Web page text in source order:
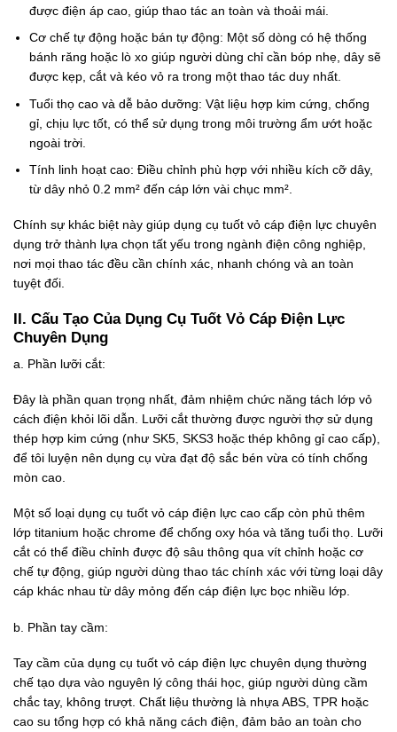
được điện áp cao, giúp thao tác an toàn và thoải mái.
Cơ chế tự động hoặc bán tự động: Một số dòng có hệ thống
bánh răng hoặc lò xo giúp người dùng chỉ cần bóp nhẹ, dây sẽ
được kẹp, cắt và kéo vỏ ra trong một thao tác duy nhất.
Tuổi thọ cao và dễ bảo dưỡng: Vật liệu hợp kim cứng, chống
gỉ, chịu lực tốt, có thể sử dụng trong môi trường ẩm ướt hoặc
ngoài trời.
Tính linh hoạt cao: Điều chỉnh phù hợp với nhiều kích cỡ dây,
từ dây nhỏ 0.2 mm² đến cáp lớn vài chục mm².
Chính sự khác biệt này giúp dụng cụ tuốt vỏ cáp điện lực chuyên
dụng trở thành lựa chọn tất yếu trong ngành điện công nghiệp,
nơi mọi thao tác đều cần chính xác, nhanh chóng và an toàn
tuyệt đối.
II. Cấu Tạo Của Dụng Cụ Tuốt Vỏ Cáp Điện Lực
Chuyên Dụng
a. Phần lưỡi cắt:
Đây là phần quan trọng nhất, đảm nhiệm chức năng tách lớp vỏ
cách điện khỏi lõi dẫn. Lưỡi cắt thường được người thợ sử dụng
thép hợp kim cứng (như SK5, SKS3 hoặc thép không gỉ cao cấp),
để tôi luyện nên dụng cụ vừa đạt độ sắc bén vừa có tính chống
mòn cao.
Một số loại dụng cụ tuốt vỏ cáp điện lực cao cấp còn phủ thêm
lớp titanium hoặc chrome để chống oxy hóa và tăng tuổi thọ. Lưỡi
cắt có thể điều chỉnh được độ sâu thông qua vít chỉnh hoặc cơ
chế tự động, giúp người dùng thao tác chính xác với từng loại dây
cáp khác nhau từ dây mỏng đến cáp điện lực bọc nhiều lớp.
b. Phần tay cầm:
Tay cầm của dụng cụ tuốt vỏ cáp điện lực chuyên dụng thường
chế tạo dựa vào nguyên lý công thái học, giúp người dùng cầm
chắc tay, không trượt. Chất liệu thường là nhựa ABS, TPR hoặc
cao su tổng hợp có khả năng cách điện, đảm bảo an toàn cho